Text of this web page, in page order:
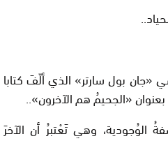
«جان بول سارتر» الذي ألّفَ كتابا
بعنوان «الجحيمُ هم الآخرون»..
الوُجودية، وهي تَعْتبرُ أن الآخرَ